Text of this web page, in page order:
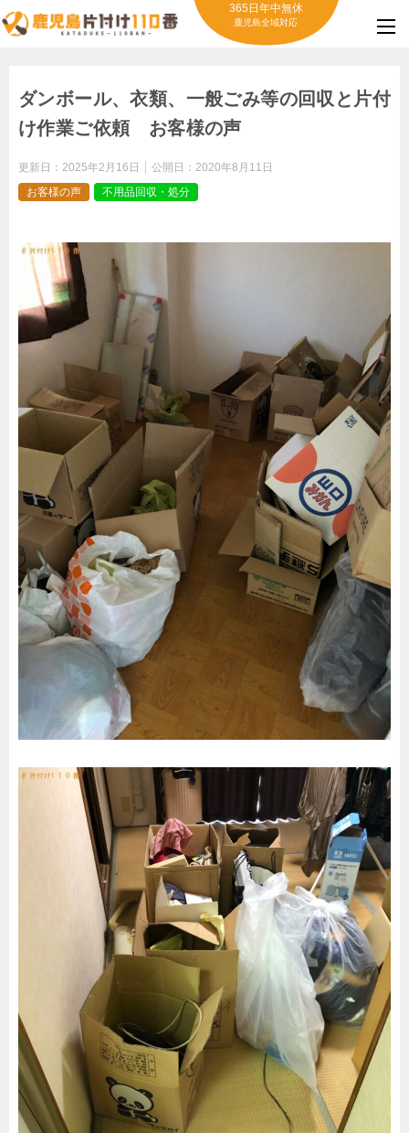
365日年中無休
鹿児島全域対応
ダンボール、衣類、一般ごみ等の回収と片付
け作業ご依頼 お客様の声
更新日： 2025年2月16日 公開日： 2020年8月11日
お客様の声
不用品回収・処分